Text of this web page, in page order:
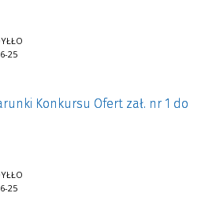
25
Konkursu Ofert zał. nr 1 do
25